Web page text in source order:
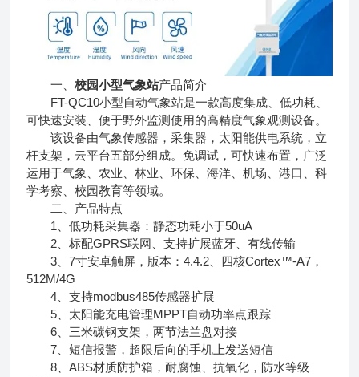
一、校园小型气象站产品简介
FT-QC10小型自动气象站是一款高度集成、低功耗、
可快速安装、便于野外监测使用的高精度气象观测设备。
该设备由气象传感器，采集器，太阳能供电系统，立
杆支架，云平台五部分组成。免调试，可快速布置，广泛
运用于气象、农业、林业、环保、海洋、机场、港口、科
学考察、校园教育等领域。
二、产品特点
1、低功耗采集器：静态功耗小于50uA
2、标配GPRS联网、支持扩展蓝牙、有线传输
3、7寸安卓触屏，版本：4.4.2、四核Cortex™-A7，
512M/4G
4、支持modbus485传感器扩展
5、太阳能充电管理MPPT自动功率点跟踪
6、三米碳钢支架，两节法兰盘对接
7、短信报警，超限后向的手机上发送短信
8、ABS材质防护箱，耐腐蚀、抗氧化，防水等级